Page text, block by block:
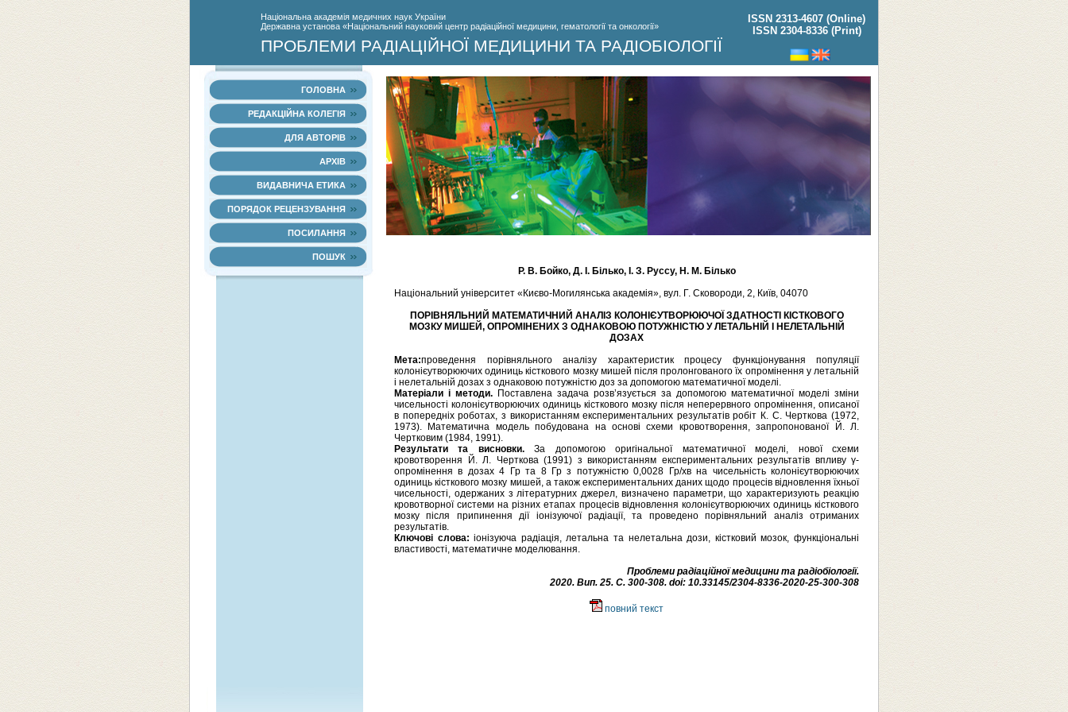
Нацiональна академiя медичних наук України
Державна установа «Національний науковий центр радіаційної медицини, гематології та онкології»
ISSN 2313-4607 (Online)
ISSN 2304-8336 (Print)
ПРОБЛЕМИ РАДІАЦІЙНОЇ МЕДИЦИНИ ТА РАДІОБІОЛОГІЇ
ГОЛОВНА
РЕДАКЦІЙНА КОЛЕГІЯ
ДЛЯ АВТОРІВ
АРХІВ
ВИДАВНИЧА ЕТИКА
ПОРЯДОК РЕЦЕНЗУВАННЯ
ПОСИЛАННЯ
ПОШУК
Р. В. Бойко, Д. І. Білько, І. З. Руссу, Н. М. Білько
Національний університет «Києво-Могилянська академія», вул. Г. Сковороди, 2, Київ, 04070
ПОРІВНЯЛЬНИЙ МАТЕМАТИЧНИЙ АНАЛІЗ КОЛОНІЄУТВОРЮЮЧОЇ ЗДАТНОСТІ КІСТКОВОГО
МОЗКУ МИШЕЙ, ОПРОМІНЕНИХ З ОДНАКОВОЮ ПОТУЖНІСТЮ У ЛЕТАЛЬНІЙ І НЕЛЕТАЛЬНІЙ
ДОЗАХ
Мета:проведення порівняльного аналізу характеристик процесу функціонування популяції
колонієутворюючих одиниць кісткового мозку мишей після пролонгованого їх опромінення у летальній
і нелетальній дозах з однаковою потужністю доз за допомогою математичної моделі.
Матеріали і методи. Поставлена задача розв’язується за допомогою математичної моделі зміни
чисельності колонієутворюючих одиниць кісткового мозку після неперервного опромінення, описаної
в попередніх роботах, з використанням експериментальних результатів робіт К. С. Черткова (1972,
1973). Математична модель побудована на основі схеми кровотворення, запропонованої Й. Л.
Чертковим (1984, 1991).
Результати та висновки.За допомогою оригінальної математичної моделі, нової схеми
кровотворення Й. Л. Черткова (1991) з використанням експериментальних результатів впливу γ-
опромінення в дозах 4 Гр та 8 Гр з потужністю 0,0028 Гр/хв на чисельність колонієутворюючих
одиниць кісткового мозку мишей, а також експериментальних даних щодо процесів відновлення їхньої
чисельності, одержаних з літературних джерел, визначено параметри, що характеризують реакцію
кровотворної системи на різних етапах процесів відновлення колонієутворюючих одиниць кісткового
мозку після припинення дії іонізуючої радіації, та проведено порівняльний аналіз отриманих
результатів.
Ключові слова: іонізуюча радіація, летальна та нелетальна дози, кістковий мозок, функціональні
властивості, математичне моделювання.
Проблеми радіаційної медицини та радіобіології.
2020. Вип. 25. C. 300-308. doi: 10.33145/2304-8336-2020-25-300-308
повний текст